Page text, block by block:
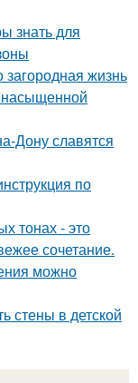
знать для
загородная жизнь
насыщенной
Дону славятся
по
тонах - это
сочетание.
можно
стены в детской